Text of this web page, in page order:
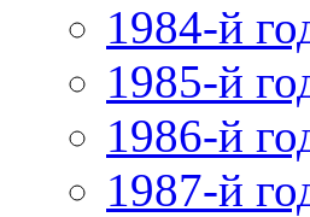
1984-й
1985-й
1986-й
1987-й